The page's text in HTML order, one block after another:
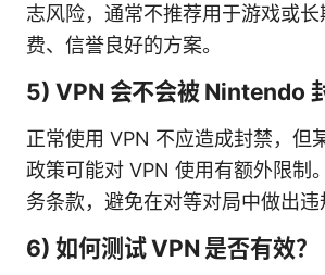
志风险，通常不推荐用于游戏或
费、信誉良好的方案。
5) VPN 会不会被 Nintendo
正常使用 VPN 不应造成封禁，但
政策可能对 VPN 使用有额外限制
务条款，避免在对等对局中做出违
6) 如何测试 VPN 是否有效？